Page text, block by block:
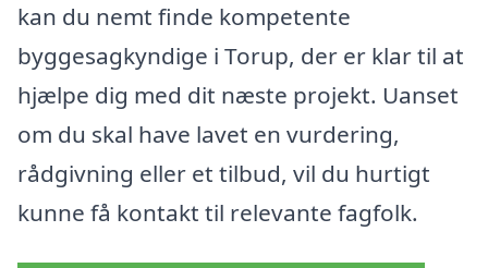
kan du nemt finde kompetente
byggesagkyndige i Torup, der er klar til at
hjælpe dig med dit næste projekt. Uanset
om du skal have lavet en vurdering,
rådgivning eller et tilbud, vil du hurtigt
kunne få kontakt til relevante fagfolk.